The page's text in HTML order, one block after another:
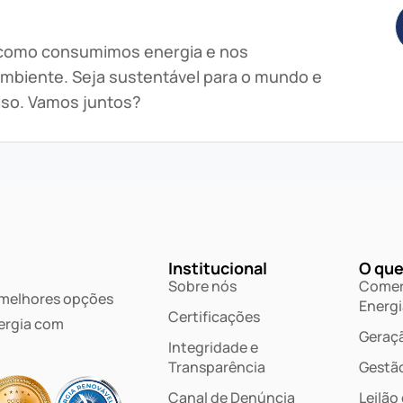
consumimos energia e nos
Seja sustentável para o mundo e
Vamos juntos?
opções
com
Institucional
Sobre nós
Certificações
Integridade e
Transparência
Canal de Denúncia
O
Leilão